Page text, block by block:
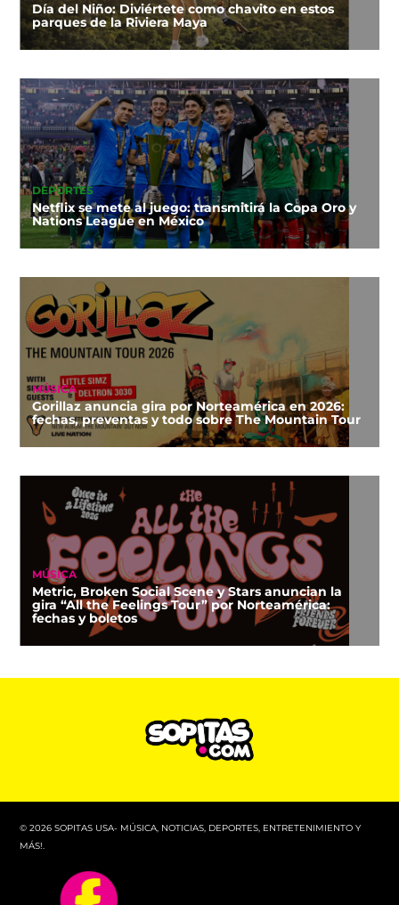
Día del Niño: Diviértete como chavito en estos
parques de la Riviera Maya
DEPORTES
Netflix se mete al juego: transmitirá la Copa Oro y
Nations League en México
MÚSICA
Gorillaz anuncia gira por Norteamérica en 2026:
fechas, preventas y todo sobre The Mountain Tour
MÚSICA
Metric, Broken Social Scene y Stars anuncian la
gira “All the Feelings Tour” por Norteamérica:
fechas y boletos
© 2026 SOPITAS USA- MÚSICA, NOTICIAS, DEPORTES, ENTRETENIMIENTO Y
MÁS!.